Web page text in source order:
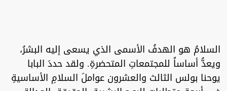
السلامُ هو الهدفُ الأسمى الذي يسعى إليه البشرُ،
ويعدُّ أساساً للمجتمعاتِ المتحضرةِ. ولقد حددَ البابا
يوحنا بولس الثالث والعشرون عواملَ السلامِ الأساسيةِ